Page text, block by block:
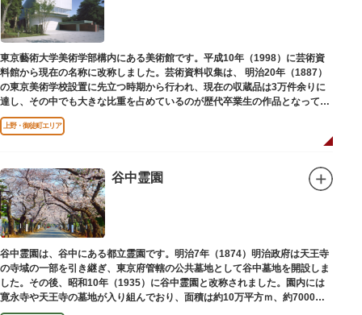
東京藝術大学美術学部構内にある美術館です。平成10年（1998）に芸術資
料館から現在の名称に改称しました。芸術資料収集は、 明治20年（1887）
の東京美術学校設置に先立つ時期から行われ、現在の収蔵品は3万件余りに
達し、その中でも大きな比重を占めているのが歴代卒業生の作品となってい
ます。
上野・御徒町エリア
谷中霊園
谷中霊園は、谷中にある都立霊園です。明治7年（1874）明治政府は天王寺
の寺域の一部を引き継ぎ、東京府管轄の公共墓地として谷中墓地を開設しま
した。その後、昭和10年（1935）に谷中霊園と改称されました。園内には
寛永寺や天王寺の墓地が入り組んでおり、面積は約10万平方ｍ、約7000基
の墓が並んでいます。園内を通る「さくら通り」は桜の名所となっていま